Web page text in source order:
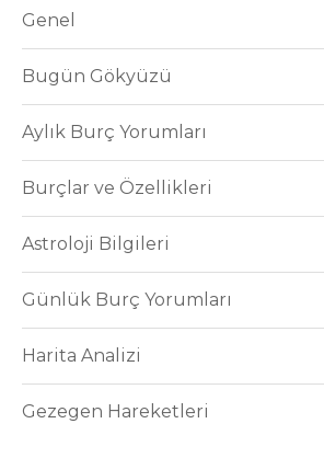
Genel
Bugün Gökyüzü
Aylık Burç Yorumları
Burçlar ve Özellikleri
Astroloji Bilgileri
Günlük Burç Yorumları
Harita Analizi
Gezegen Hareketleri